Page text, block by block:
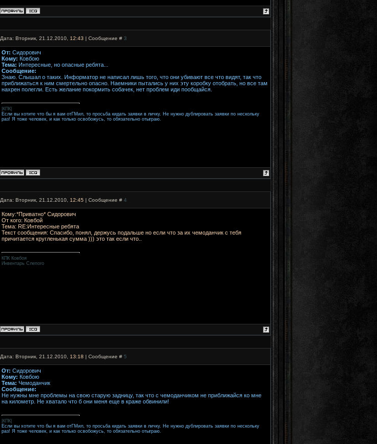
Дата: Вторник, 21.12.2010, 12:43 | Сообщение # 3
От: Сидорович
Кому: Ковбою
Тема: Интересные, но опасные ребята...
Сообщение:
Знаю. Слышал о таких. Информатор не написал лишь того, что они убивают все что видят, так что
приближаться к ним смертельно опасно. Наемники пытались у них эту коробку отобрать, но все там
нахрен полегли. Есть желание покормить собачек, нет проблем иди пообщайся.
|КПК|
Если вы хотите что бы я вам отГМил, то просьба кидать заявки в личку. Не нужно дублировать заявки по нескольку
раз! Я тоже человек, и как только освобожусь, то обязательно отыграю.
Дата: Вторник, 21.12.2010, 12:45 | Сообщение # 4
Кому:*Приватно* Сидорович
От кого: Ковбой
Тема: RE:Интересные ребята
Текст сообщения: Спасибо, понял, держусь подальше но если что за их чемоданчик с тебя
причитается кругленькая сумма ))) это так если что..
КПК Ковбоя
Инвентарь Слепого
Дата: Вторник, 21.12.2010, 13:18 | Сообщение # 5
От: Сидорович
Кому: Ковбою
Тема: Чемоданчик
Сообщение:
Не нужны мне проблемы на свою старую задницу, так что с чемоданчиком не приближайся ко мне
на километр. Не хватало что б они меня еще в краже обвинили!
|КПК|
Если вы хотите что бы я вам отГМил, то просьба кидать заявки в личку. Не нужно дублировать заявки по нескольку
раз! Я тоже человек, и как только освобожусь, то обязательно отыграю.